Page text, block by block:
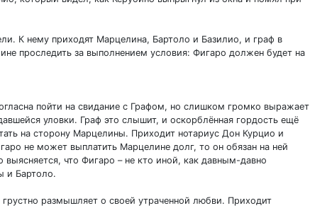
К нему приходят Марцелина, Бартоло и Базилио, и граф в
проследить за выполнением условия: Фигаро должен будет на
пойти на свидание с Графом, но слишком громко выражает
уловки. Граф это слышит, и оскорблённая гордость ещё
на сторону Марцелины. Приходит нотариус Дон Курцио и
не может выплатить Марцелине долг, то он обязан на ней
выясняется, что Фигаро – не кто иной, как давным-давно
и Бартоло.
размышляет о своей утраченной любви. Приходит